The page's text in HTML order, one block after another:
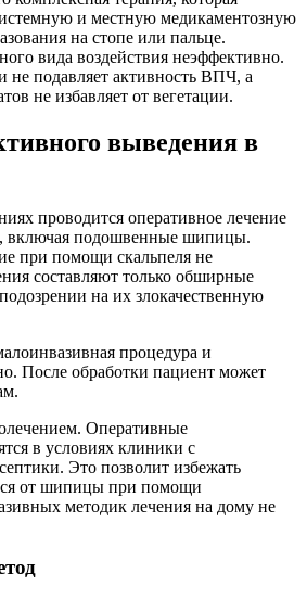
и местную медикаментозную
на стопе или пальце.
вида воздействия неэффективно.
не подавляет активность ВПЧ, а
не избавляет от вегетации.
выведения в
проводится оперативное лечение
включая подошвенные шипицы.
при помощи скальпеля не
составляют только обширные
на их злокачественную
процедура и
После обработки пациент может
Оперативные
в условиях клиники с
Это позволит избежать
от шипицы при помощи
методик лечения на дому не